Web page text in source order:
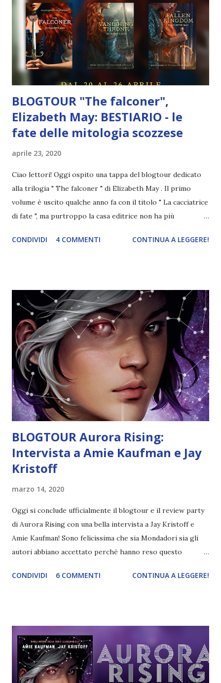
BLOGTOUR "The falconer",
Elizabeth May: BESTIARIO - le
fate delle mitologia scozzese
aprile 23, 2020
Ciao lettori! Oggi ospito una tappa del blogtour dedicato
alla trilogia " The falconer " di Elizabeth May . Il primo
volume è uscito qualche anno fa con il titolo " La cacciatrice
di fate ", ma purtroppo la casa editrice non ha più
stati tradotti amatorialmente e quindi non avete più scuse!
Io oggi vi parlerò delle fate che trovate in questo libro e
farò un confronto con la mitologia . Prima però vi lascio
tutte le informazioni sul libro! Titolo: La cacciatrice di fate
Autore: Elizabeth May Seguiti: The fallen kingdom , The
vanishing throne Pagine: 310 Editore: Sperling & Kupfer
Compralo a 8,99€ Lady Aileana non ha paura della notte: è
nelle pieghe del buio che può compiere la sua missione.
Non ha paura degli strett...
CONDIVIDI 4 COMMENTI CONTINUA A LEGGERE!
BLOGTOUR Aurora Rising:
Intervista a Amie Kaufman e Jay
Kristoff
marzo 14, 2020
Oggi si conclude ufficialmente il blogtour e il review party
di Aurora Rising con una bella intervista a Jay Kristoff e
Amie Kaufman! Sono felicissima che sia Mondadori sia gli
autori abbiano accettato perché hanno reso questo
le risposte alle mie domande, mentre da Anima in Penna e
a 16,91€ È l'anno 2380 e ai cadetti dell'ultimo anno
dell'Aurora Academy sta per essere affidata la prima vera
missione. L'allievo migliore della scuola, Tyler Jones, sa che,
proprio in virtù della sua eccellenza, gli verrà concesso di
CONDIVIDI 6 COMMENTI CONTINUA A LEGGERE!